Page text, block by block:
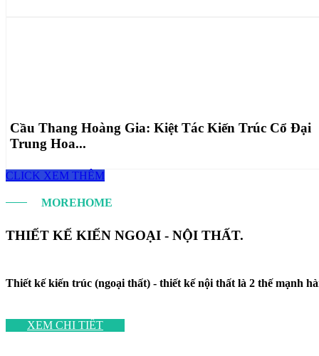
Cầu Thang Hoàng Gia: Kiệt Tác Kiến Trúc Cổ Đại
Trung Hoa...
CLICK XEM THÊM
MOREHOME
THIẾT KẾ KIẾN NGOẠI - NỘI THẤT.
Thiết kế kiến trúc (ngoại thất) - thiết kế nội thất là 2 thế mạnh
XEM CHI TIẾT